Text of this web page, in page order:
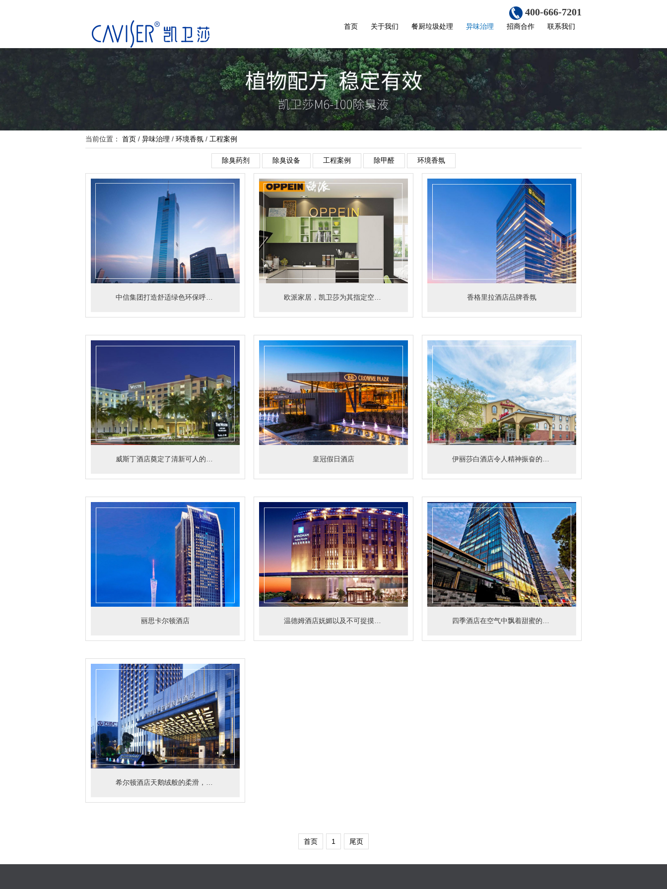
首页 关于我们 餐厨垃圾处理 异味治理 招商合作 联系我们
400-666-7201
当前位置： 首页 / 异味治理 / 环境香氛 / 工程案例
除臭药剂 除臭设备 工程案例 除甲醛 环境香氛
香格里拉酒店品牌香氛
皇冠假日酒店
丽思卡尔顿酒店
首页 1 尾页